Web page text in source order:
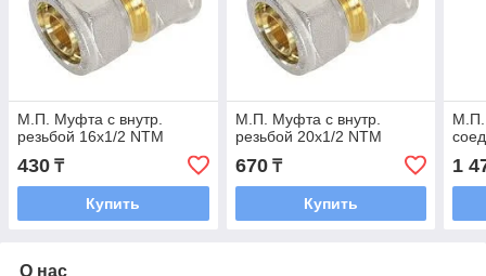
М.П. Муфта с внутр.
резьбой 16х1/2 NTM
430 ₸
Купить
М.П. Муфта с внутр.
резьбой 20х1/2 NTM
670₸
Купить
1
О нас